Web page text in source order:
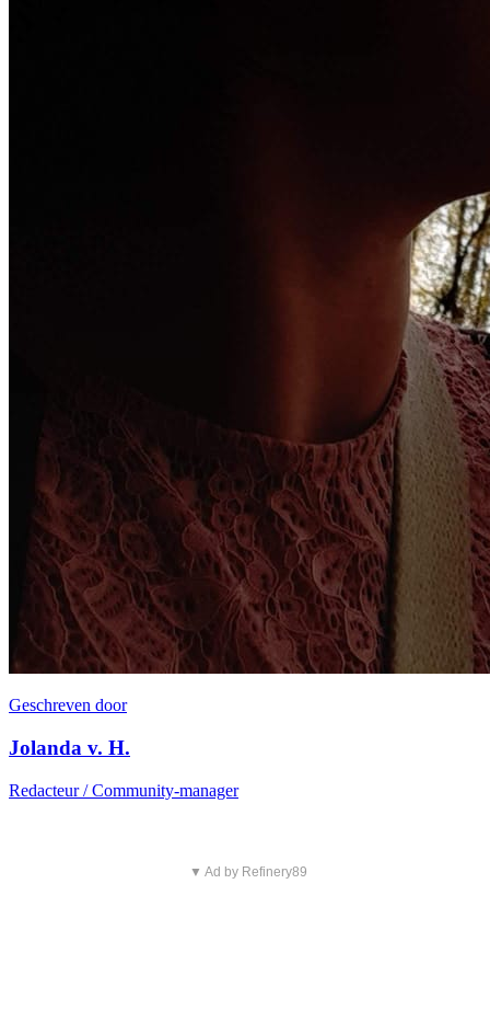
Geschreven door
Jolanda v. H.
Redacteur / Community-manager
▼ Ad by Refinery89